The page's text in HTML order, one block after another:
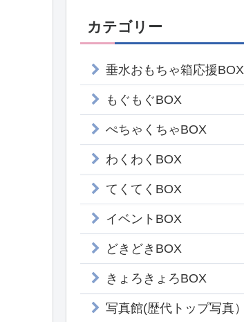
カテゴリー
垂水おもちゃ箱応援BOX
もぐもぐBOX
ぺちゃくちゃBOX
わくわくBOX
てくてくBOX
イベントBOX
どきどきBOX
きょろきょろBOX
写真館(歴代トップ写真）